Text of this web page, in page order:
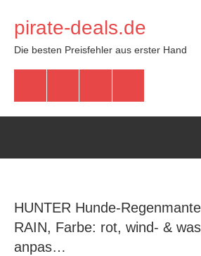
Inhalt
springen
pirate-deals.de
Die besten Preisfehler aus erster Hand
HUNTER Hunde-
RAIN, Farbe: rot, wind- &
anpas…